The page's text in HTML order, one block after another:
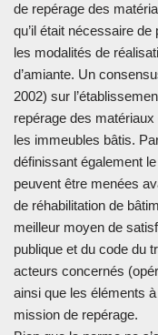
de repérage des
qu’il était nécessaire
les modalités de
d’amiante. Un
2002) sur
repérage des matériaux
les immeubles bâtis.
définissant également
peuvent être menées
de réhabilitation de
meilleur moyen de
publique et du code du
acteurs concernés
ainsi que les éléments
mission de repérage.